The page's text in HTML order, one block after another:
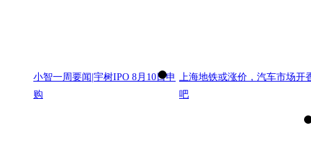
小智一周要闻|宇树IPO 8月10日申
购
上海地铁或涨价，汽车市场开
吧